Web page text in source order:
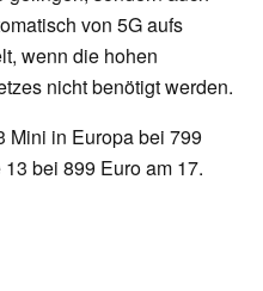
von 5G aufs
wenn die hohen
nicht benötigt werden.
Mini in Europa bei 799
bei 899 Euro am 17.